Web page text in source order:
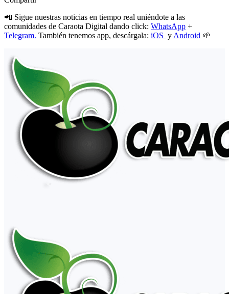
📲 Sigue nuestras noticias en tiempo real uniéndote a las
comunidades de Caraota Digital dando click: WhatsApp +
Telegram. También tenemos app, descárgala: iOS y Android 🌱